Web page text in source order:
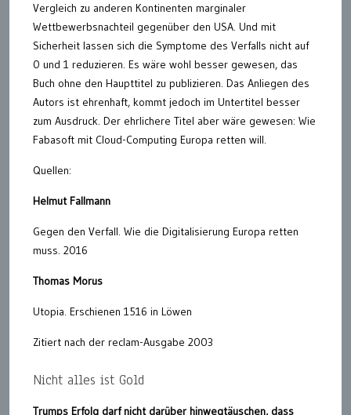
Vergleich zu anderen Kontinenten marginaler
Wettbewerbsnachteil gegenüber den USA. Und mit
Sicherheit lassen sich die Symptome des Verfalls nicht auf
0 und 1 reduzieren. Es wäre wohl besser gewesen, das
Buch ohne den Haupttitel zu publizieren. Das Anliegen des
Autors ist ehrenhaft, kommt jedoch im Untertitel besser
zum Ausdruck. Der ehrlichere Titel aber wäre gewesen: Wie
Fabasoft mit Cloud-Computing Europa retten will.
Quellen:
Helmut Fallmann
Gegen den Verfall. Wie die Digitalisierung Europa retten
muss. 2016
Thomas Morus
Utopia. Erschienen 1516 in Löwen
Zitiert nach der reclam-Ausgabe 2003
Nicht alles ist Gold
Trumps Erfolg darf nicht darüber hinwegtäuschen, dass